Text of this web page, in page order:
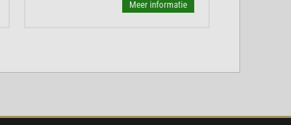
Meer informatie